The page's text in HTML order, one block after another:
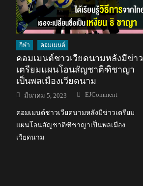
กีฬา คอมเมนต์
คอมเมนต์ชาวเวียดนามหลังมีข่าว
เตรียมแผนโอนสัญชาติฑิชาญา
เป็นพลเมืองเวียดนาม
Posted
on
มีนาคม 5, 2023 Author
EJComment
คอมเมนต์ชาวเวียดนามหลังมีข่าวเตรียม
แผนโอนสัญชาติฑิชาญาเป็นพลเมือง
เวียดนาม